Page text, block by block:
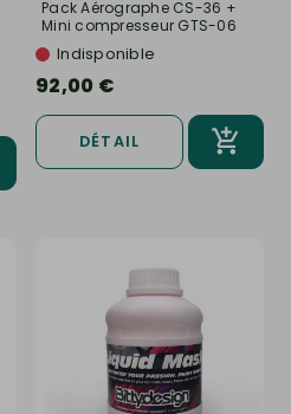
Pack Aérographe CS-36 +
Mini compresseur GTS-06
-... Indisponible
92,00 €
DÉTAIL